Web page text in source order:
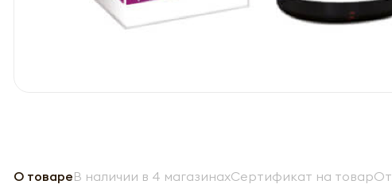
О товареВ наличии в 4 магазинахСертификат на товар